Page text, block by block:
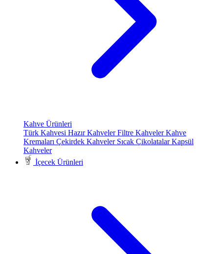
Kahve Ürünleri
Türk Kahvesi Hazır KahvelerFiltre KahvelerKahve
Kremaları Çekirdek Kahveler Sıcak ÇikolatalarKapsül
Kahveler
İçecek Ürünleri